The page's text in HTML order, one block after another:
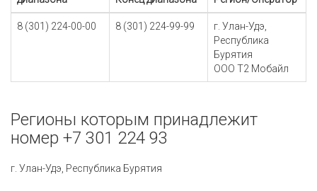
8 (301) 224-00-00 8 (301) 224-99-99
г. Улан-Удэ,
Республика
Бурятия
ООО Т2 Мобайл
Регионы которым принадлежит
номер +7 301 224 93
г. Улан-Удэ, Республика Бурятия